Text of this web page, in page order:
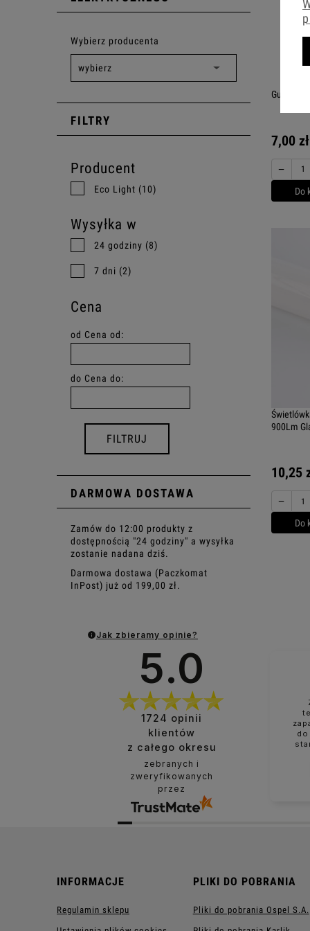
Wybierz producenta
FILTRY
Producent
Eco Light (10)
Wysyłka w
24 godziny (8)
7 dni (2)
Cena
od Cena od:
do Cena do:
FILTRUJ
DARMOWA DOSTAWA
Zamów do 12:00 produkty z
dostępnością "24 godziny" a wysyłka
zostanie nadana dziś.
Darmowa dostawa (Paczkomat
InPost) już od 199,00 zł.
Gu10 8W
7,00 zł
−
Do
900Lm
10,25
−
Do
Jak zbieramy opinie?
5.0
1724 opinii
klientów
z całego okresu
zebranych i
zweryfikowanych
przez
do
INFORMACJE
Regulamin sklepu
PLIKI DO POBRANIA
Pliki do pobrania Ospel S.A.